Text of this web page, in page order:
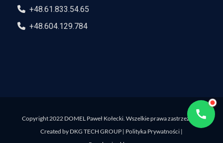
+48.61.833.54.65
+48.604.129.784
Copyright 2022 DOMEL Paweł Kołecki. Wszelkie prawa zastrzeżone.
Created by DKG TECH GROUP | Polityka Prywatności |